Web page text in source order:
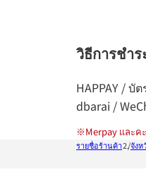
วิธีการชำ
HAPPAY / บั
dbarai /
※Merpay และค
รายชื่อร้านค้า จังห